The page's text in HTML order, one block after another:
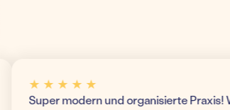
★ ★ ★ ★ ★
Super modern und organisierte Praxis! Wir